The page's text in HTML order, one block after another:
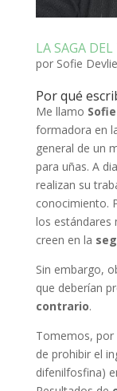
LA SAGA
por Sofie
Por qué
Me llamo
formadora en
general de un
para uñas. A
realizan su
conocimiento.
los estándares
creen en la
Sin embargo,
que deberían
contrario.
Tomemos, por
de prohibir el
difenilfosfina)